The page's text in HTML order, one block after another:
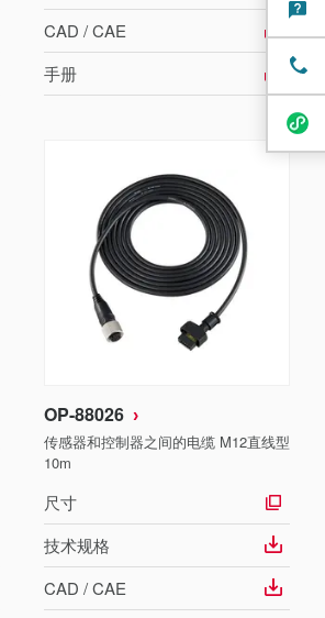
CAD / CAE
手册
OP-88026
传感器和控制器之间的电缆 M12直线型
10m
尺寸
技术规格
CAD / CAE